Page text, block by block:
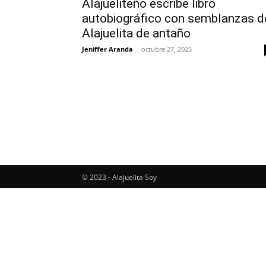
Alajueliteño escribe libro
autobiográfico con semblanzas
Alajuelita de antaño
Jeniffer Aranda - octubre 27, 2025
© 2023 - Alajuelita Soy